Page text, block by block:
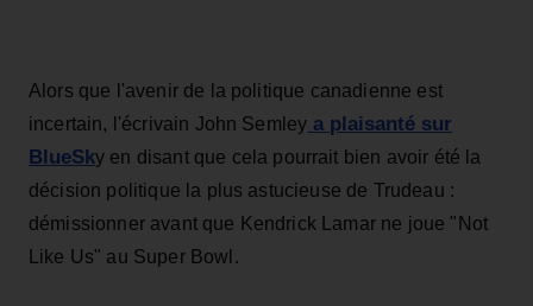
Alors que l'avenir de la politique canadienne est
incertain, l'écrivain John Semley a plaisanté sur
BlueSky en disant que cela pourrait bien avoir été la
décision politique la plus astucieuse de Trudeau :
démissionner avant que Kendrick Lamar ne joue "Not
Like Us" au Super Bowl.